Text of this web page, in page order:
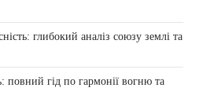
глибокий аналіз союзу землі та
повний гід по гармонії вогню та